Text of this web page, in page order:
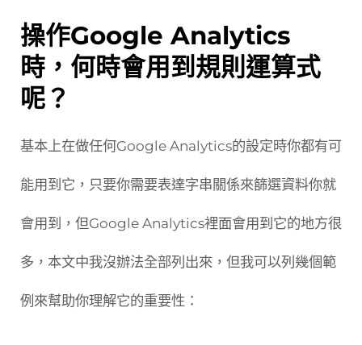
操作Google Analytics
時，何時會用到規則運算式
呢？
基本上在做任何Google Analytics的設定時你都有可
能用到它，只要你需要表達字串關係來篩選資料你就
會用到，但Google Analytics裡面會用到它的地方很
多，本文中我沒辦法全部列出來，但我可以列幾個範
例來幫助你理解它的重要性：